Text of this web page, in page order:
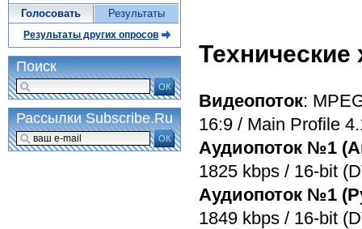
Технические
Видеопоток:
16:9 / Main Profile
Аудиопоток №1
1825 kbps / 16-bit
Аудиопоток №1
1849 kbps / 16-bit
Голосовать Результаты
Результаты других опросов
Поиск
ОК
Рассылки Subscribe.Ru
ОК